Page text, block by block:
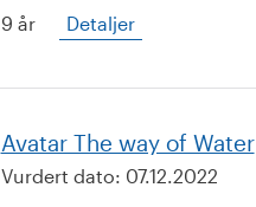
9 år
Detaljer
Avatar The way of Water
Vurdert dato: 07.12.2022